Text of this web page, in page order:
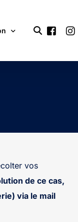
vos
de ce cas,
via le mail